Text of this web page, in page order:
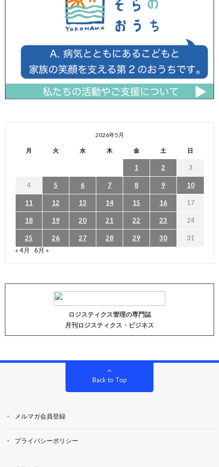
2026年5月
月 火 水 木 金 土 日
1 2 3
4 5 6 7 8 9 10
11 12 13 14 15 16 17
18 19 20 21 22 23 24
25 26 27 28 29 30
31
« 4月
6月 »
ロジスティクス管理の専門誌
月刊ロジスティクス・ビジネス
Back to Top
メルマガ会員登録
プライバシーポリシー